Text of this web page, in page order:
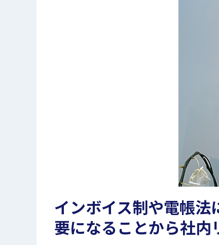
インボイス制や電帳
要になることから社内